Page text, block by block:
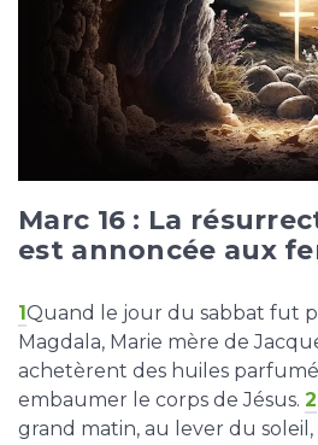
Marc 16 : La
est annoncée aux
1 Quand le jour du sabbat fut
Magdala, Marie mère de
achetèrent des huiles
embaumer le corps de Jésus. 2
grand matin, au lever du